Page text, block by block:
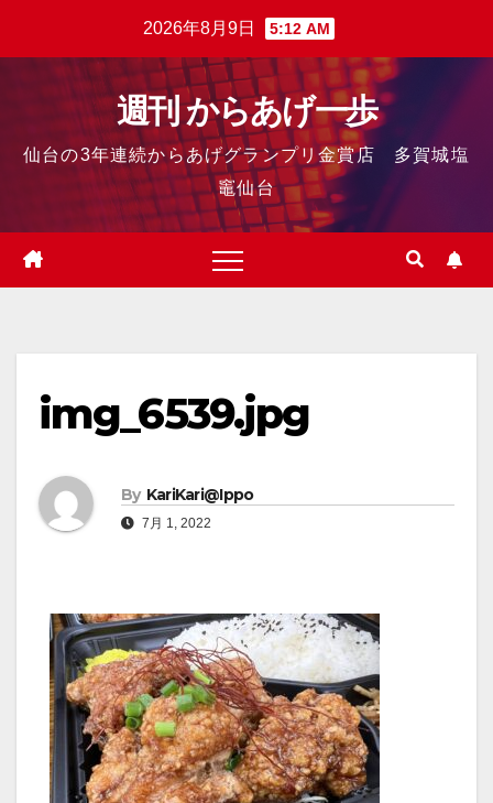
2026年8月9日 5:12 AM
週刊 からあげ一歩
仙台の3年連続からあげグランプリ金賞店 多賀城塩
竈仙台
img_6539.jpg
By KariKari@Ippo
7月 1, 2022